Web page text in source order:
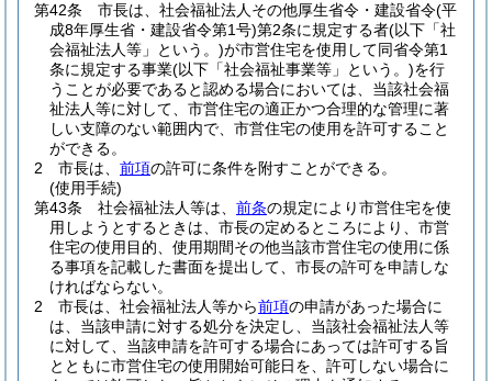
第42条
市長は、社会福祉法人その他厚生省令・建設省令(平
成8年厚生省・建設省令第1号)第2条に規定する者(以下「社
会福祉法人等」という。)が市営住宅を使用して同省令第1
条に規定する事業(以下「社会福祉事業等」という。)を行
うことが必要であると認める場合においては、当該社会福
祉法人等に対して、市営住宅の適正かつ合理的な管理に著
しい支障のない範囲内で、市営住宅の使用を許可すること
ができる。
2
市長は、 前項の許可に条件を附すことができる。
(使用手続)
第43条
社会福祉法人等は、 前条の規定により市営住宅を使
用しようとするときは、市長の定めるところにより、市営
住宅の使用目的、使用期間その他当該市営住宅の使用に係
る事項を記載した書面を提出して、市長の許可を申請しな
ければならない。
2
市長は、社会福祉法人等から前項の申請があった場合に
は、当該申請に対する処分を決定し、当該社会福祉法人等
に対して、当該申請を許可する場合にあっては許可する旨
とともに市営住宅の使用開始可能日を、許可しない場合に